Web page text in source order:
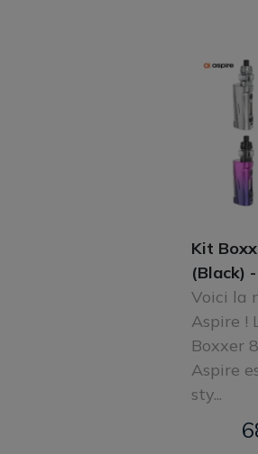
Kit
(Black)
Voici la
Aspire !
Boxxer
Aspire
sty...